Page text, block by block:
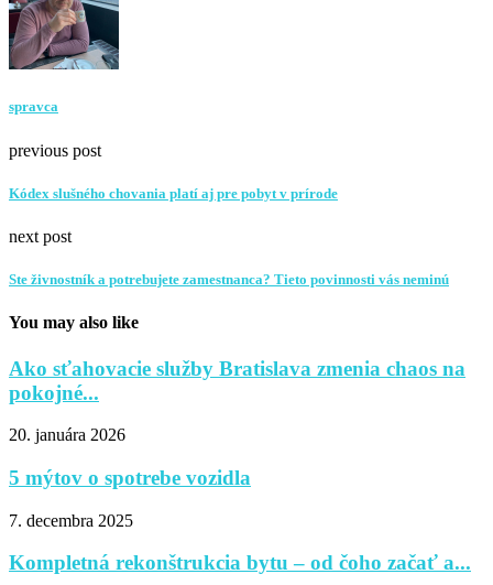
spravca
previous post
Kódex slušného chovania platí aj pre pobyt v prírode
next post
Ste živnostník a potrebujete zamestnanca? Tieto povinnosti vás neminú
You may also like
Ako sťahovacie služby Bratislava zmenia chaos na
pokojné...
20. januára 2026
5 mýtov o spotrebe vozidla
7. decembra 2025
Kompletná rekonštrukcia bytu – od čoho začať a...